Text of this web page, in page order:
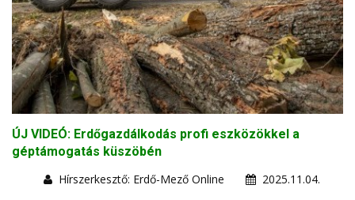
ÚJ VIDEÓ: Erdőgazdálkodás profi eszközökkel a
géptámogatás küszöbén
Hírszerkesztő: Erdő-Mező Online
2025.11.04.